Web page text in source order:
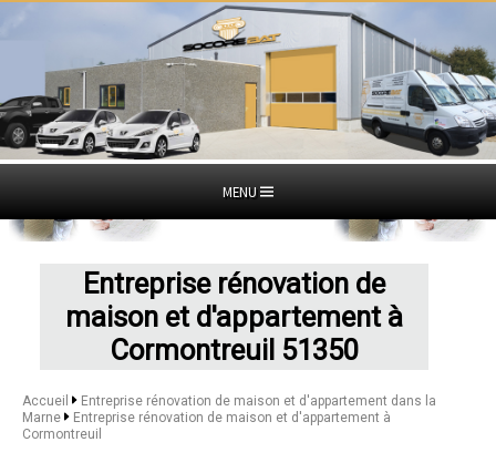
MENU
Entreprise rénovation de
maison et d'appartement à
Cormontreuil 51350
Accueil
Entreprise rénovation de maison et d'appartement dans la
Marne
Entreprise rénovation de maison et d'appartement à
Cormontreuil